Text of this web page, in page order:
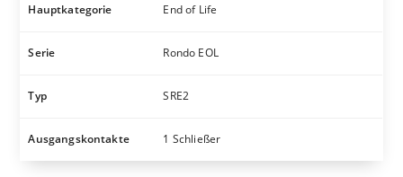
Hauptkategorie End of Life
Serie Rondo EOL
Typ SRE2
Ausgangskontakte 1 Schließer